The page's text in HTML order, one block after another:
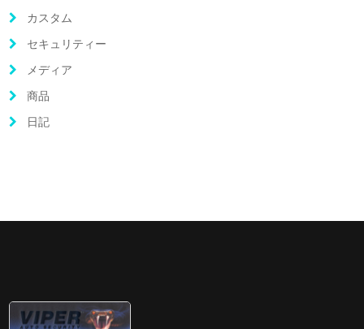
カスタム
セキュリティー
メディア
商品
日記